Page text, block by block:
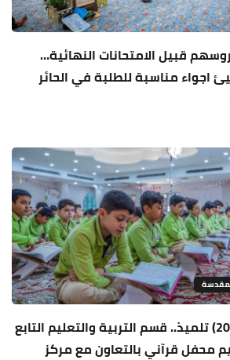
قبيل الامتحانات النهائية…
اجواء مناسبة للطلبة في الحائر
بمشاركة أكثر من (200) تلميذ.. قسم التربية والتعليم التابع
محفل قرآني بالتعاون مع مركز